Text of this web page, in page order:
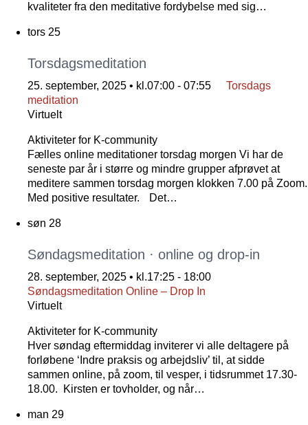
kvaliteter fra den meditative fordybelse med sig…
tors 25
Torsdagsmeditation
25. september, 2025 • kl.07:00 - 07:55
Torsdags
meditation
Virtuelt
Aktiviteter for K-community
Fælles online meditationer torsdag morgen Vi har de
seneste par år i større og mindre grupper afprøvet at
meditere sammen torsdag morgen klokken 7.00 på Zoom.
Med positive resultater. Det…
søn 28
Søndagsmeditation · online og drop-in
28. september, 2025 • kl.17:25 - 18:00
Søndagsmeditation Online – Drop In
Virtuelt
Aktiviteter for K-community
Hver søndag eftermiddag inviterer vi alle deltagere på
forløbene ‘Indre praksis og arbejdsliv’ til, at sidde
sammen online, på zoom, til vesper, i tidsrummet 17.30-
18.00. Kirsten er tovholder, og når…
man 29